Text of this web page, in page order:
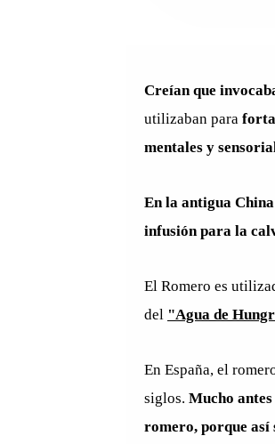
Creían que
utilizaban para
mentales y
En la antigua
infusión para la
El Romero es
del "Agua de
En España, el
siglos. Mucho
romero, porque así